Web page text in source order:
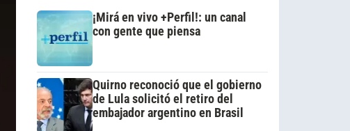
¡Mirá en vivo +Perfil!: un canal
con gente que piensa
Quirno reconoció que el gobierno
de Lula solicitó el retiro del
embajador argentino en Brasil